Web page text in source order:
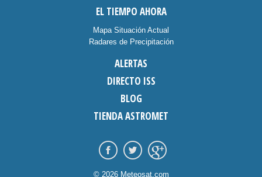
EL TIEMPO AHORA
Mapa Situación Actual
Radares de Precipitación
ALERTAS
DIRECTO ISS
BLOG
TIENDA ASTROMET
© 2026 Meteosat.com